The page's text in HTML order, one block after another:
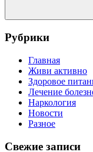
Рубрики
Главная
Живи активно
Здоровое
Лечение
Наркология
Новости
Разное
Свежие записи